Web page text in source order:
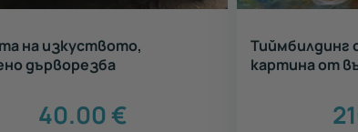
на изкуството,
дърворезба
40.00€
Тиймбилдинг
картина от